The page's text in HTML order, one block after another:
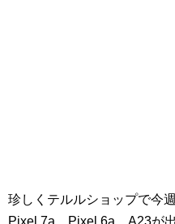
珍しくテルルショップで今
Pixel 7a、Pixel 6a、A23が